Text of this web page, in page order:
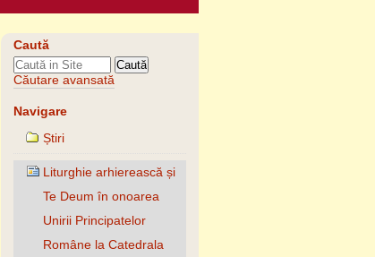
Caută
Căutare avansată
Navigare
Știri
Liturghie arhierească și
Te Deum în onoarea
Unirii Principatelor
Române la Catedrala